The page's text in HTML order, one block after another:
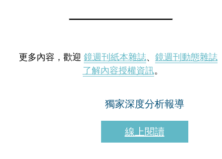
更多內容，歡迎 鏡週刊紙本雜誌、 鏡週刊動態雜誌
了解內容授權資訊。
獨家深度分析報導
線上閱讀